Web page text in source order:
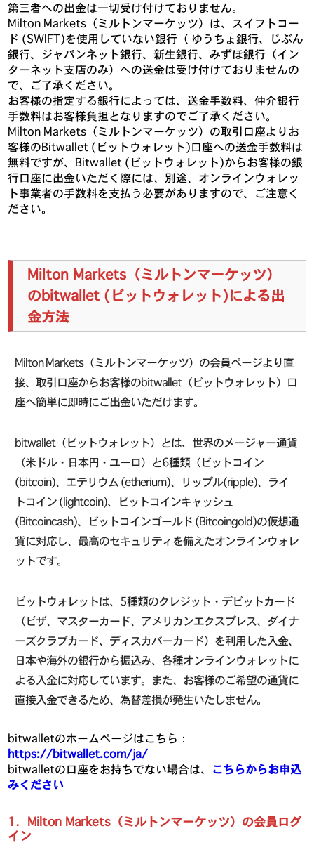
第三者への出金は一切受け付けておりません。
Milton Markets（ミルトンマーケッツ）は、スイフトコー
ド (SWIFT)を使用していない銀行（ ゆうちょ銀行、じぶん
銀行、ジャパンネット銀行、新生銀行、みずほ銀行（イン
ターネット支店のみ）への送金は受け付けておりませんの
で、ご了承ください。
お客様の指定する銀行によっては、送金手数料、仲介銀行
手数料はお客様負担となりますのでご了承ください。
Milton Markets（ミルトンマーケッツ）の取引口座よりお
客様のBitwallet (ビットウォレット)口座への送金手数料は
無料ですが、Bitwallet (ビットウォレット)からお客様の銀
行口座に出金いただく際には、別途、オンラインウォレッ
ト事業者の手数料を支払う必要がありますので、ご注意く
ださい。
Milton Markets（ミルトンマーケッツ）
のbitwallet (ビットウォレット)による出
金方法
Milton Markets（ミルトンマーケッツ）の会員ページより直
接、取引口座からお客様のbitwallet（ビットウォレット）口
座へ簡単に即時にご出金いただけます。
bitwallet（ビットウォレット）とは、世界のメージャー通貨
（米ドル・日本円・ユーロ）と6種類（ビットコイン
(bitcoin)、エテリウム (etherium)、リップル(ripple)、ライ
トコイン (lightcoin)、ビットコインキャッシュ
(Bitcoincash)、ビットコインゴールド (Bitcoingold)の仮想通
貨に対応し、最高のセキュリティを備えたオンラインウォレ
ットです。
ビットウォレットは、5種類のクレジット・デビットカード
（ビザ、マスターカード、アメリカンエクスプレス、ダイナ
ーズクラブカード、ディスカバーカード）を利用した入金、
日本や海外の銀行から振込み、各種オンラインウォレットに
よる入金に対応しています。また、お客様のご希望の通貨に
直接入金できるため、為替差損が発生いたしません。
bitwalletのホームページはこちら：
https://bitwallet.com/ja/
bitwalletの口座をお持ちでない場合は、 こちらからお申込
みください
1．Milton Markets（ミルトンマーケッツ）の会員ログ
イン